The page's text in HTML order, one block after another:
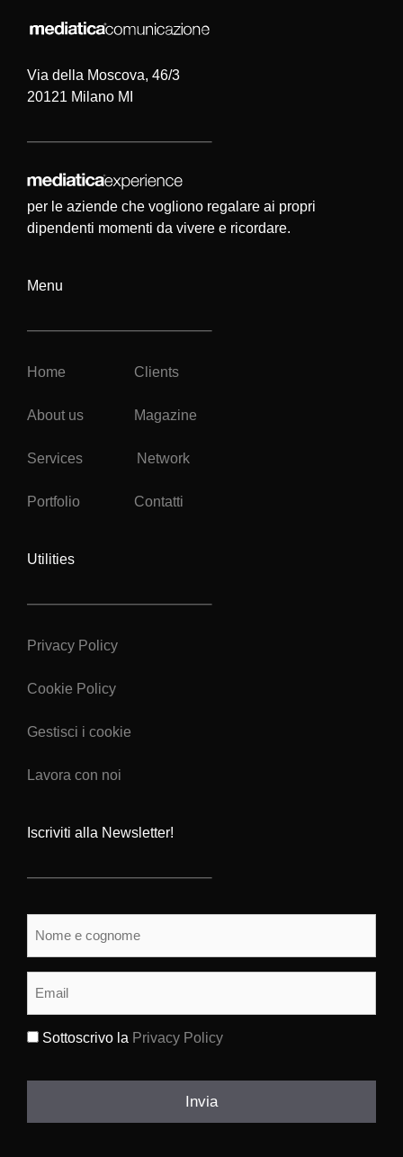
Via della Moscova, 46/3
20121 Milano MI
per le aziende che vogliono regalare ai propri
dipendenti momenti da vivere e ricordare.
Menu
Home Clients
About us Magazine
Services Network
Portfolio Contatti
Utilities
Privacy Policy
Cookie Policy
Gestisci i cookie
Lavora con noi
Iscriviti alla Newsletter!
Sottoscrivo la Privacy Policy
Invia